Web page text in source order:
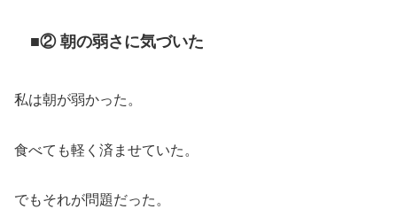
■② 朝の弱さに気づいた
私は朝が弱かった。
食べても軽く済ませていた。
でもそれが問題だった。